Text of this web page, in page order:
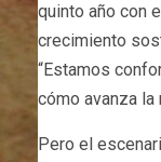
quinto año con
crecimiento
“Estamos
cómo avanza la
Pero el